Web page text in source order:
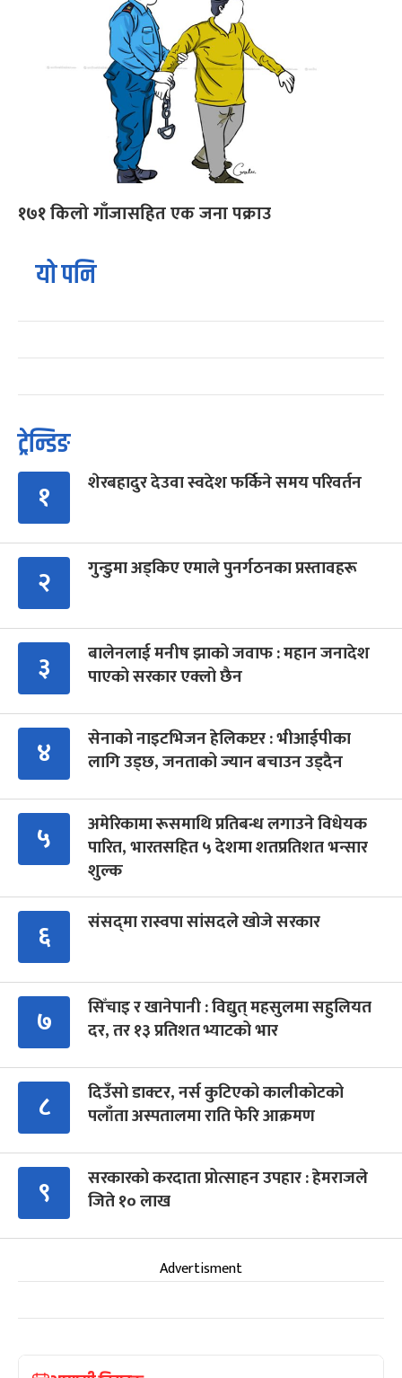
१७१ किलो गाँजासहित एक जना पक्राउ
यो पनि
ट्रेन्डिङ
१ शेरबहादुर देउवा स्वदेश फर्किने समय परिवर्तन
२ गुन्डुमा अड्किए एमाले पुनर्गठनका प्रस्तावहरू
३
बालेनलाई मनीष झाको जवाफ : महान जनादेश
पाएको सरकार एक्लो छैन
४
सेनाको नाइटभिजन हेलिकप्टर : भीआईपीका
लागि उड्छ, जनताको ज्यान बचाउन उड्दैन
५
अमेरिकामा रूसमाथि प्रतिबन्ध लगाउने विधेयक
पारित, भारतसहित ५ देशमा शतप्रतिशत भन्सार
शुल्क
६ संसद्‍मा रास्वपा सांसदले खोजे सरकार
७
सिँचाइ र खानेपानी : विद्युत् महसुलमा सहुलियत
दर, तर १३ प्रतिशत भ्याटको भार
८
दिउँसो डाक्टर, नर्स कुटिएको कालीकोटको
पलाँता अस्पतालमा राति फेरि आक्रमण
९
सरकारको करदाता प्रोत्साहन उपहार : हेमराजले
जिते १० लाख
Advertisment